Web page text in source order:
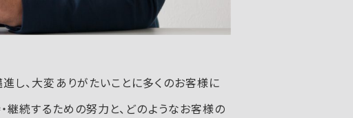
し、大変ありがたいことに多くのお客様に
継続するための努力と、どのようなお客様の